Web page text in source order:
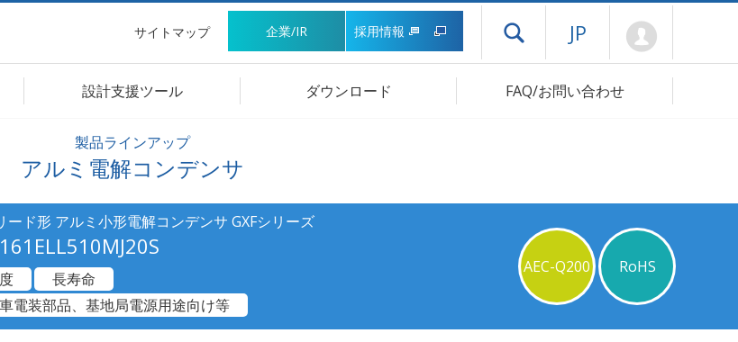
サイトマップ 企業/IR 採用情報 ドロワーメニューを開く
JP
設計支援ツール ダウンロード FAQ/お問い合わせ
製品ラインアップ
アルミ電解コンデンサ
ド形 アルミ小形電解コンデンサ GXFシリーズ
AEC-Q200 RoHS
長寿命
電装部品、基地局電源用途向け等